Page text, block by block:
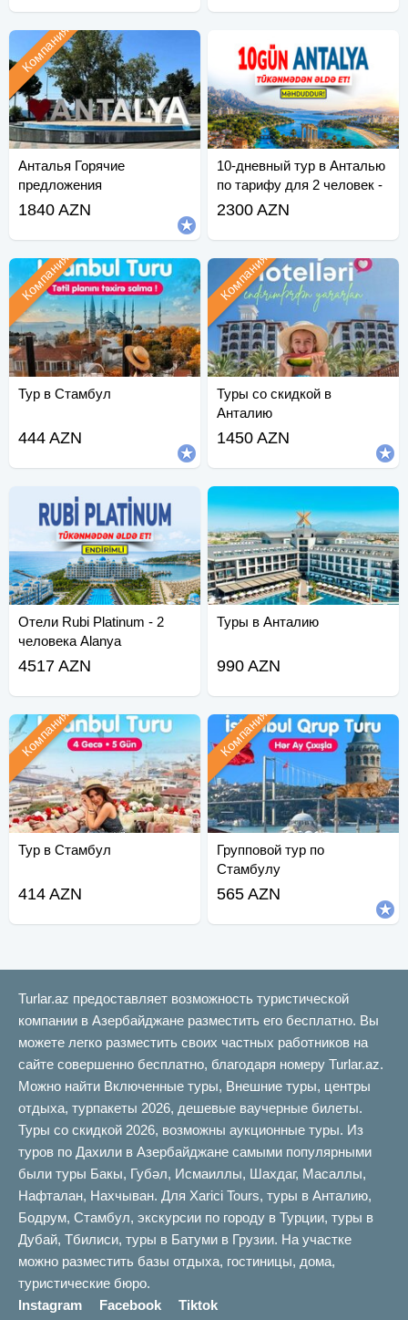
Анталья Горячие
предложения
Компания
1840 AZN
10-дневный тур в Анталью
по тарифу для 2 человек -
Спешите!
2300 AZN
Тур в Стамбул
Компания
444 AZN
Туры со скидкой в
Анталию
Компания
1450 AZN
Отели Rubi Platinum - 2
человека Alanya
4517 AZN
Туры в Анталию
990 AZN
Тур в Стамбул
Компания
414 AZN
Групповой тур по
Стамбулу
Компания
565 AZN
Turlar.az предоставляет возможность туристической
компании в Азербайджане разместить его бесплатно. Вы
можете легко разместить своих частных работников на
сайте совершенно бесплатно, благодаря номеру Turlar.az.
Можно найти Включенные туры, Внешние туры, центры
отдыха, турпакеты 2026, дешевые ваучерные билеты.
Туры со скидкой 2026, возможны аукционные туры. Из
туров по Дахили в Азербайджане самыми популярными
были туры Бакы, Губəл, Исмаиллы, Шахдаг, Масаллы,
Нафталан, Нахчыван. Для Xarici Tours, туры в Анталию,
Бодрум, Стамбул, экскурсии по городу в Турции, туры в
Дубай, Тбилиси, туры в Батуми в Грузии. На участке
можно разместить базы отдыха, гостиницы, дома,
туристические бюро.
Instagram
Facebook
Tiktok